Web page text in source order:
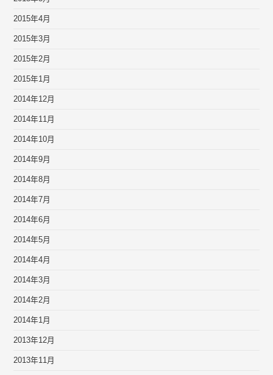
2015年4月
2015年3月
2015年2月
2015年1月
2014年12月
2014年11月
2014年10月
2014年9月
2014年8月
2014年7月
2014年6月
2014年5月
2014年4月
2014年3月
2014年2月
2014年1月
2013年12月
2013年11月